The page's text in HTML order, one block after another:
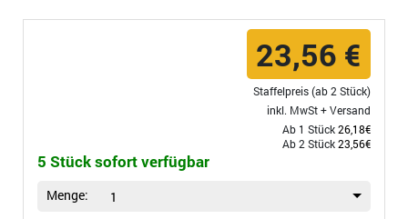
23,56 €
Staffelpreis (ab 2 Stück)
inkl. MwSt +Versand
Ab 1 Stück26,18€
Ab 2 Stück23,56€
5 Stück sofort verfügbar
Menge: 1